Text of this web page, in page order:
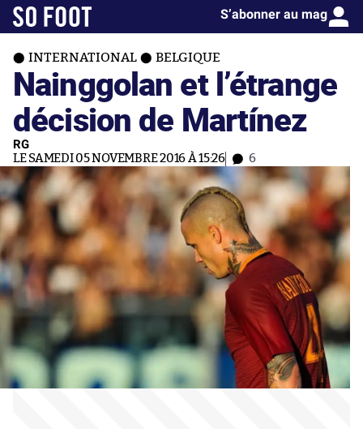
S’abonner au mag
INTERNATIONAL BELGIQUE
Nainggolan et l’étrange
décision de Martínez
RG
LE SAMEDI 05 NOVEMBRE 2016 À 15:26 6